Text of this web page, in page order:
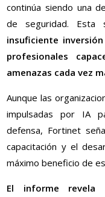
continúa siendo una
de seguridad. Esta
insuficiente
profesionales
amenazas cada vez
Aunque las
impulsadas por IA
defensa, Fortinet
capacitación y el
máximo beneficio de
El informe